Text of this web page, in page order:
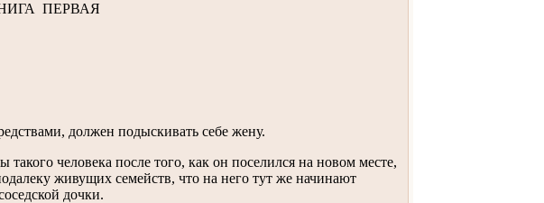
ПЕРВАЯ
должен подыскивать себе жену.
человека после того, как он поселился на новом месте,
живущих семейств, что на него тут же начинают
дочки.